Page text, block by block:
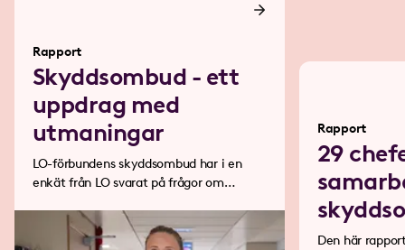
Rapport
Skyddsombud - ett
uppdrag med
utmaningar
LO-förbundens skyddsombud har i en
enkät från LO svarat på frågor om
skyddsombud.
Rapport
29
Den här